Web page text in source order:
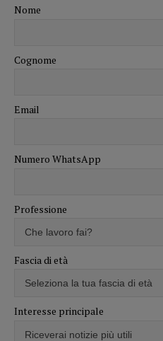
Nome
Cognome
Email
Numero WhatsApp
Professione
Fascia di età
Interesse principale